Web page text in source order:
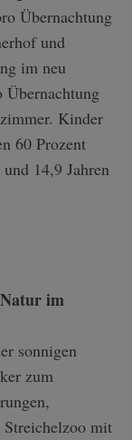
Übernachtung
und
im neu
Kinder
60 Prozent
14,9 Jahren
im
sonnigen
zum
mit